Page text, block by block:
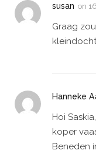
susan on
Graag
Hanneke
Hoi
koper
Beneden